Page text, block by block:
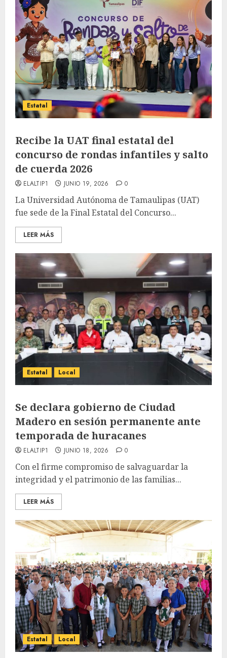
Estatal
Recibe la UAT final estatal del
concurso de rondas infantiles y salto
de cuerda 2026
ELALTIP1 JUNIO 19, 2026 0
La Universidad Autónoma de Tamaulipas (UAT)
fue sede de la Final Estatal del Concurso...
LEER MÁS
Estatal Local
Se declara gobierno de Ciudad
Madero en sesión permanente ante
temporada de huracanes
ELALTIP1 JUNIO 18, 2026 0
Con el firme compromiso de salvaguardar la
integridad y el patrimonio de las familias...
LEER MÁS
Estatal Local